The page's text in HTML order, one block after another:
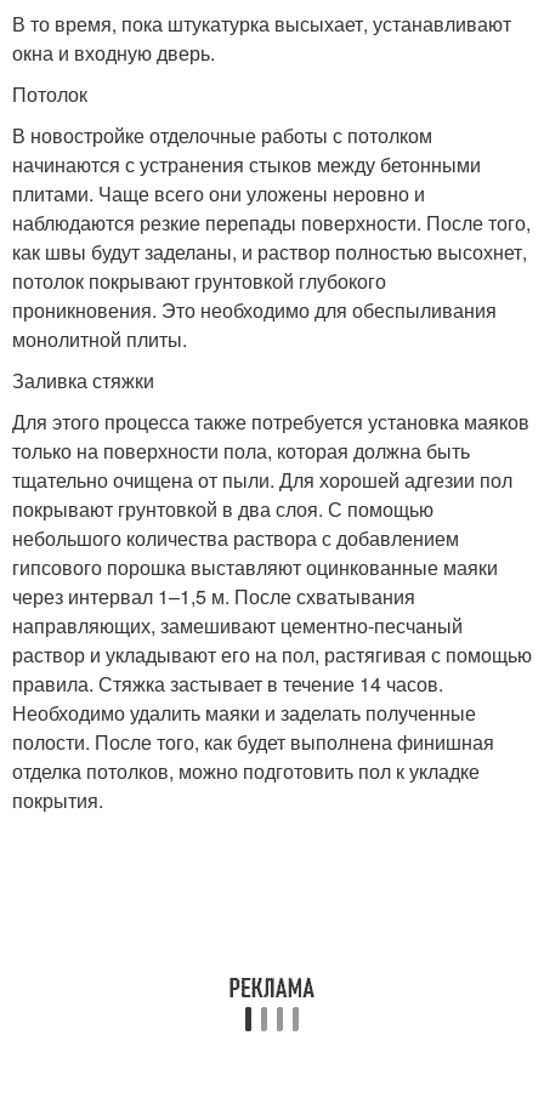
В то время, пока штукатурка высыхает, устанавливают
окна и входную дверь.
Потолок
В новостройке отделочные работы с потолком
начинаются с устранения стыков между бетонными
плитами. Чаще всего они уложены неровно и
наблюдаются резкие перепады поверхности. После того,
как швы будут заделаны, и раствор полностью высохнет,
потолок покрывают грунтовкой глубокого
проникновения. Это необходимо для обеспыливания
монолитной плиты.
Заливка стяжки
Для этого процесса также потребуется установка маяков
только на поверхности пола, которая должна быть
тщательно очищена от пыли. Для хорошей адгезии пол
покрывают грунтовкой в два слоя. С помощью
небольшого количества раствора с добавлением
гипсового порошка выставляют оцинкованные маяки
через интервал 1–1,5 м. После схватывания
направляющих, замешивают цементно-песчаный
раствор и укладывают его на пол, растягивая с помощью
правила. Стяжка застывает в течение 14 часов.
Необходимо удалить маяки и заделать полученные
полости. После того, как будет выполнена финишная
отделка потолков, можно подготовить пол к укладке
покрытия.